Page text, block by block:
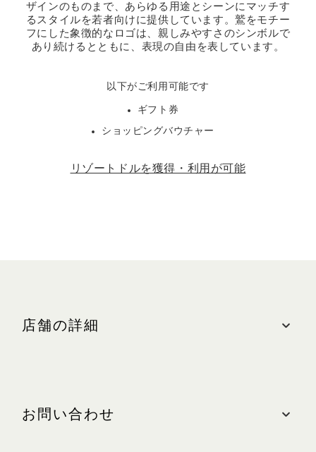
ザインのものまで、あらゆる用途とシーンにマッチす
るスタイルを若者向けに提供しています。鷲をモチー
フにした象徴的なロゴは、親しみやすさのシンボルで
あり続けるとともに、表現の自由を表しています。
以下がご利用可能です
ギフト券
ショッピングバウチャー
リゾートドルを獲得・利用が可能
店舗の詳細
最寄りの駐車場: 南(ブルーゾーン)
お問い合わせ